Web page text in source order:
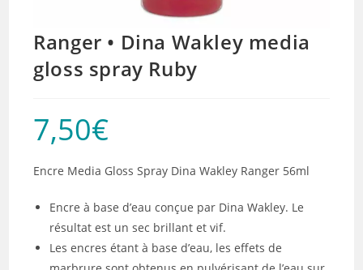
Ranger • Dina Wakley media
gloss spray Ruby
7,50€
Encre Media Gloss Spray Dina Wakley Ranger 56ml
Encre à base d’eau conçue par Dina Wakley. Le
résultat est un sec brillant et vif.
Les encres étant à base d’eau, les effets de